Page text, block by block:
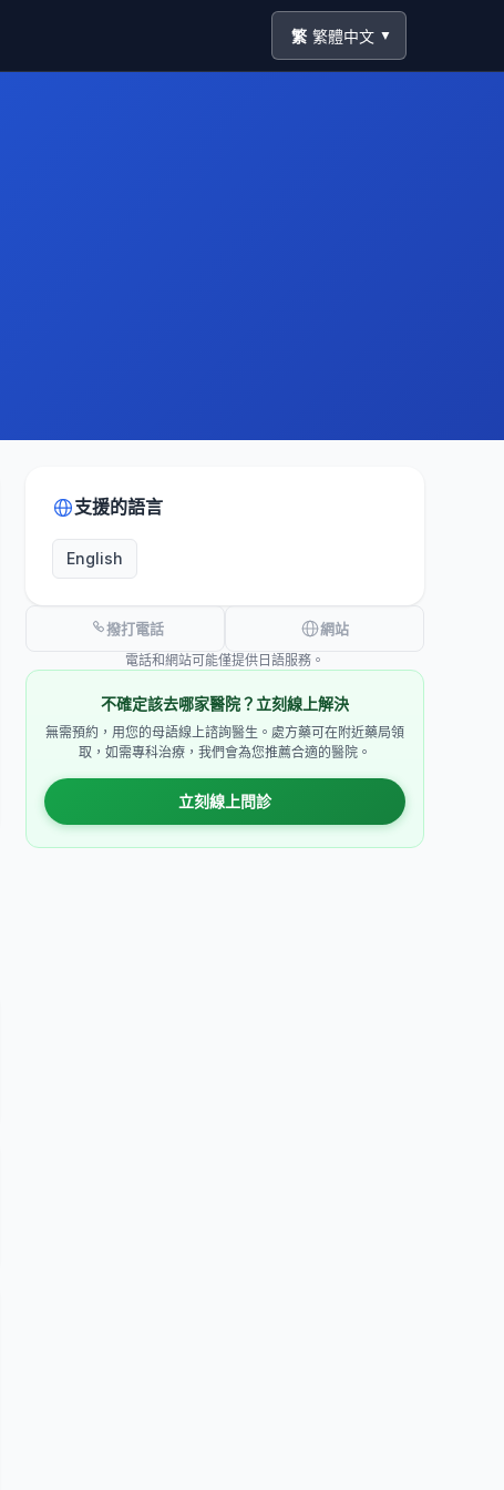
繁 繁體中文 ▼
支援的語言
English
撥打電話 網站
電話和網站可能僅提供日語服務。
不確定該去哪家醫院？立刻線上解決
無需預約，用您的母語線上諮詢醫生。處方藥可在附近藥局領
取，如需專科治療，我們會為您推薦合適的醫院。
立刻線上問診